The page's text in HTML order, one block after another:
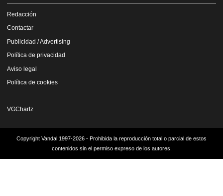
Redacción
Contactar
Publicidad / Advertising
Política de privacidad
Aviso legal
Política de cookies
VGChartz
Copyright Vandal 1997-2026 - Prohibida la reproducción total o parcial de estos
contenidos sin el permiso expreso de los autores.